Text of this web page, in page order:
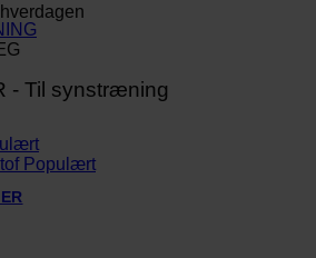
- Til synstræning